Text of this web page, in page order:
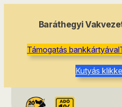
Baráthegyi
Támogatás bankkártyával
Kutyás